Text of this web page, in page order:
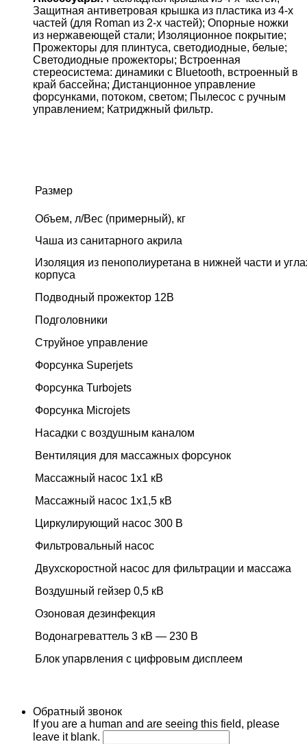
Защитная антиветровая крышка из пластика из 4-х
частей (для Roman из 2-х частей); Опорные ножки
из нержавеющей стали; Изоляционное покрытие;
Прожекторы для плинтуса, светодиодные, белые;
Светодиодные прожекторы; Встроенная
стереосистема: динамики с Bluetooth, встроенный в
край бассейна; Дистанционное управление
форсунками, потоком, светом; Пылесос с ручным
управлением; Катриджный фильтр.
Размер
Объем, л/Вес (примерный), кг
Чаша из санитарного акрила
Изоляция из пенополиуретана в нижней части и
корпуса
Подводный прожектор 12В
Подголовники
Струйное управление
Форсунка Superjets
Форсунка Turbojets
Форсунка Microjets
Насадки с воздушным каналом
Вентиляция для массажных форсунок
Массажный насос 1х1 кВ
Массажный насос 1х1,5 кВ
Циркулирующий насос 300 В
Фильтровальный насос
Двухскоростной насос для фильтрации и массажа
Воздушный гейзер 0,5 кВ
Озоновая дезинфекция
Водонагреваттель 3 кВ — 230 В
Блок упарвления с цифровым дисплеем
Обратный звонок
If you are a human and are seeing this field, please
leave it blank.